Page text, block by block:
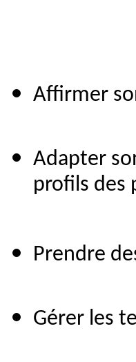
Affirmer
Adapter
profils des
Prendre
Gérer les